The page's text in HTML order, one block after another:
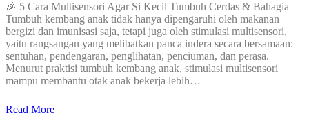
🎉 5 Cara Multisensori Agar Si Kecil Tumbuh Cerdas & Bahagia
Tumbuh kembang anak tidak hanya dipengaruhi oleh makanan
bergizi dan imunisasi saja, tetapi juga oleh stimulasi multisensori,
yaitu rangsangan yang melibatkan panca indera secara bersamaan:
sentuhan, pendengaran, penglihatan, penciuman, dan perasa.
Menurut praktisi tumbuh kembang anak, stimulasi multisensori
mampu membantu otak anak bekerja lebih…
Read More